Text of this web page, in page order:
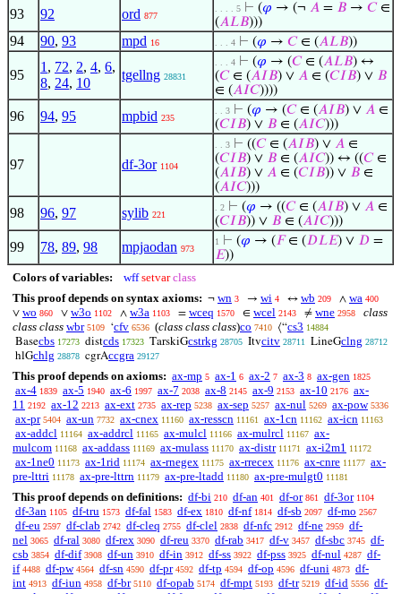
93 92 ord 877
. . . . 5 ⊢ (𝜑 → (¬ 𝐴 = 𝐵 → 𝐶∈
(𝐴𝐿𝐵)))
94 90, 93 mpd 16 . . . 4 ⊢ (𝜑 → 𝐶∈ (𝐴𝐿𝐵))
95
1 , 72, 2, 4, 6,
8, 24, 10
tgellng 28831
. . . 4 ⊢ (𝜑 → (𝐶∈ (𝐴𝐿𝐵) ↔
(𝐶∈ (𝐴𝐼𝐵) ∨ 𝐴 ∈ (𝐶𝐼𝐵) ∨ 𝐵
∈ (𝐴𝐼𝐶))))
96 94, 95 mpbid 235
. . 3 ⊢ (𝜑 → (𝐶∈ (𝐴𝐼𝐵) ∨ 𝐴 ∈
(𝐶𝐼𝐵) ∨ 𝐵 ∈ (𝐴𝐼𝐶)))
97 df-3or 1104
. . 3 ⊢ ((𝐶∈ (𝐴𝐼𝐵) ∨ 𝐴 ∈
(𝐶𝐼𝐵) ∨ 𝐵 ∈ (𝐴𝐼𝐶)) ↔ ((𝐶∈
(𝐴𝐼𝐵) ∨ 𝐴 ∈ (𝐶𝐼𝐵)) ∨ 𝐵 ∈
(𝐴𝐼𝐶)))
98 96, 97 sylib 221
. 2 ⊢ (𝜑 → ((𝐶∈ (𝐴𝐼𝐵) ∨ 𝐴 ∈
(𝐶𝐼𝐵)) ∨ 𝐵 ∈ (𝐴𝐼𝐶)))
99 78, 89, 98 mpjaodan 973
1 ⊢ (𝜑 → (𝐹∈ (𝐷𝐿𝐸) ∨ 𝐷 =
𝐸))
Colors of variables: wff setvar class
This proof depends on syntax axioms: ¬ wn 3 → wi 4 ↔ wb 209 ∧ wa 400
∨ wo 860 ∨ w3o 1102 ∧ w3a 1103 = wceq 1570 ∈ wcel 2143 ≠ wne 2958
class
class class wbr 5109 ‘cfv 6536 (class class class)co 7410 ⟨“cs3 14884
Basecbs 17273 distcds 17323 TarskiGcstrkg 28705 Itvcitv 28711 LineGclng 28712
hlGchlg 28878 cgrAccgra 29127
This proof depends on axioms: ax-mp 5 ax-1 6 ax-2 7 ax-3 8 ax-gen 1825
ax-4 1839 ax-5 1940 ax-6 1997 ax-7 2038 ax-8 2145 ax-9 2153 ax-10 2176 ax-
11 2192 ax-12 2213 ax-ext 2735 ax-rep 5238 ax-sep 5257 ax-nul 5269 ax-pow 5336
ax-pr 5404 ax-un 7732 ax-cnex 11160 ax-resscn 11161 ax-1cn 11162 ax-icn 11163
ax-addcl 11164 ax-addrcl 11165 ax-mulcl 11166 ax-mulrcl 11167 ax-
mulcom 11168 ax-addass 11169 ax-mulass 11170 ax-distr 11171 ax-i2m1 11172
ax-1ne0 11173 ax-1rid 11174 ax-rnegex 11175 ax-rrecex 11176 ax-cnre 11177 ax-
pre-lttri 11178 ax-pre-lttrn 11179 ax-pre-ltadd 11180 ax-pre-mulgt0 11181
This proof depends on definitions: df-bi 210 df-an 401 df-or 861 df-3or 1104
df-3an 1105 df-tru 1573 df-fal 1583 df-ex 1810 df-nf 1814 df-sb 2097 df-mo 2567
df-eu 2597 df-clab 2742 df-cleq 2755 df-clel 2838 df-nfc 2912 df-ne 2959 df-
nel 3065 df-ral 3080 df-rex 3090 df-reu 3370 df-rab 3417 df-v 3457 df-sbc 3745 df-
csb 3854 df-dif 3908 df-un 3910 df-in 3912 df-ss 3922 df-pss 3925 df-nul 4287 df-
if 4488 df-pw 4564 df-sn 4590 df-pr 4592 df-tp 4594 df-op 4596 df-uni 4873 df-
int 4913 df-iun 4958 df-br 5110 df-opab 5174 df-mpt 5193 df-tr 5219 df-id 5556 df-